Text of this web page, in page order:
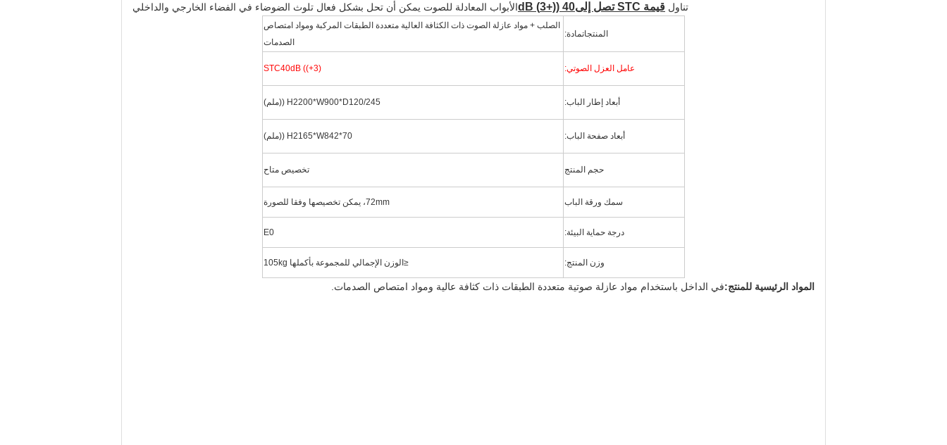
تناول قيمة STC تصل إلى 40 ((+3) dB الأبواب المعادلة للصوت يمكن أن تحل بشكل فعال تلوث الضوضاء في الفضاء الخارجي والداخلي
المنتجاتمادة:
الصلب + مواد عازلة الصوت ذات الكثافة العالية متعددة الطبقات المركبة ومواد امتصاص
الصدمات
عامل العزل الصوتي: STC40dB ((+3)
أبعاد إطار الباب: H2200*W900*D120/245 ((ملم)
أبعاد صفحة الباب: H2165*W842*70 ((ملم)
حجم المنتج تخصيص متاح
سمك ورقة الباب 72mm، يمكن تخصيصها وفقا للصورة
درجة حماية البيئة: E0
وزن المنتج: ≤ الوزن الإجمالي للمجموعة بأكملها 105kg
المواد الرئيسية للمنتج:في الداخل باستخدام مواد عازلة صوتية متعددة الطبقات ذات كثافة عالية ومواد امتصاص الصدمات.